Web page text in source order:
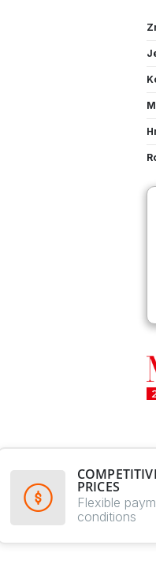
PRICES
Flexible
conditions